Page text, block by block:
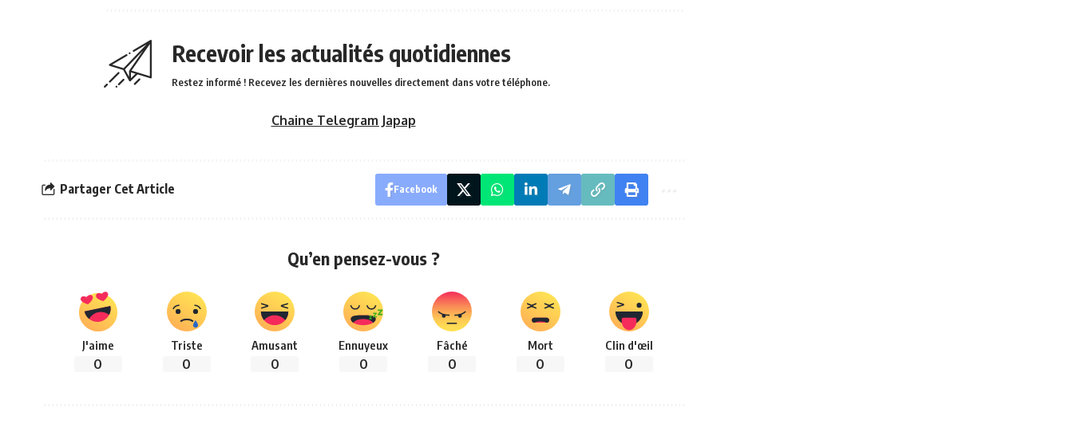
Recevoir les actualités quotidiennes
Restez informé ! Recevez les dernières nouvelles directement dans votre téléphone.
Chaine Telegram Japap
Partager Cet Article Facebook
Qu’en pensez-vous ?
J'aime
0
Triste
0
Amusant
0
Ennuyeux
0
Fâché
0
Mort
0
Clin d'œil
0